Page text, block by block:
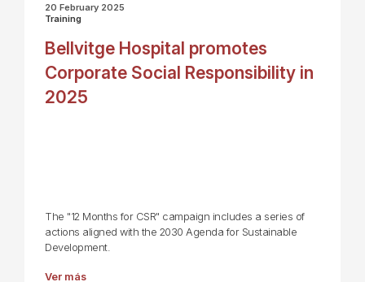
20 February 2025
Training
Bellvitge Hospital promotes
Corporate Social Responsibility in
2025
The "12 Months for CSR" campaign includes a series of
actions aligned with the 2030 Agenda for Sustainable
Development.
Ver más